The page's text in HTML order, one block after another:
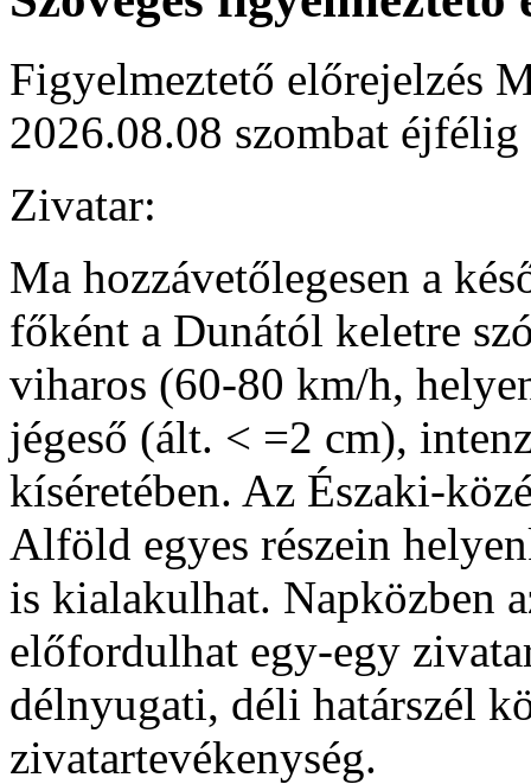
Figyelmeztető előrejelzés
2026.08.08 szombat éjfélig
Zivatar:
Ma hozzávetőlegesen a
főként a Dunától keletre
viharos (60-80 km/h,
jégeső (ált. < =2 cm),
kíséretében. Az Északi-
Alföld egyes részein
is kialakulhat. Napközben
előfordulhat egy-egy
délnyugati, déli határszél
zivatartevékenység.